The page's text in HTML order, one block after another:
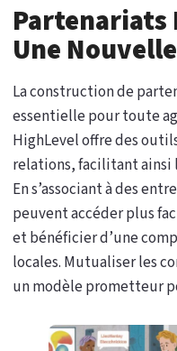
Une
La construction de
essentielle pour toute
HighLevel offre des
relations, facilitant ainsi
En s’associant à des
peuvent accéder plus
et bénéficier d’une
locales. Mutualiser les
un modèle prometteur